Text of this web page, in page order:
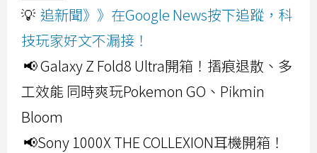
💡 追新聞》》在Google News按下追蹤，科
技玩家好文不漏接！
📢 Galaxy Z Fold8 Ultra開箱！摺痕退散、多
工效能 同時爽玩Pokemon GO、Pikmin
Bloom
📢Sony 1000X THE COLLEXION耳機開箱！